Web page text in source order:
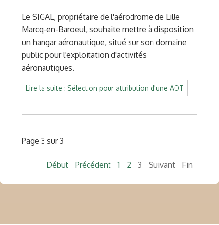
Le SIGAL, propriétaire de l'aérodrome de Lille
Marcq-en-Baroeul, souhaite mettre à disposition
un hangar aéronautique, situé sur son domaine
public pour l'exploitation d'activités
aéronautiques.
Lire la suite : Sélection pour attribution d'une AOT
Page 3 sur 3
Début Précédent 1 2 3 Suivant Fin